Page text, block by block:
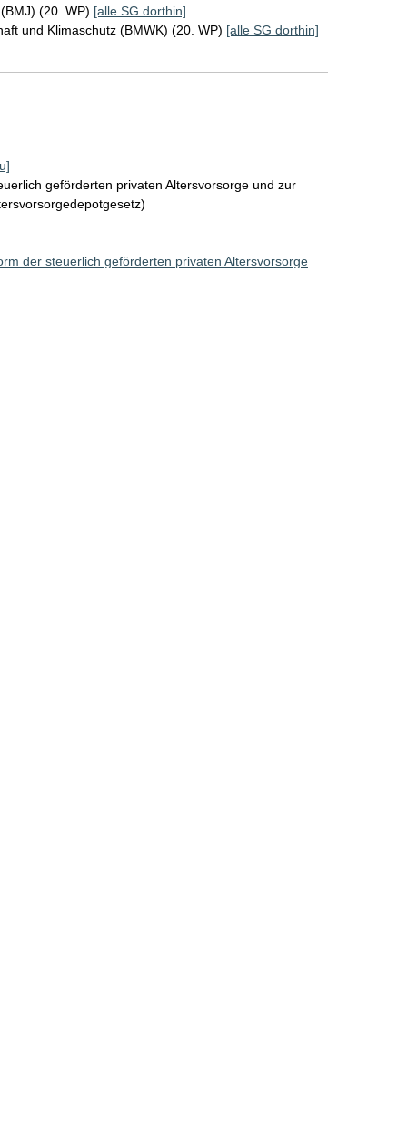
(20. WP) [alle SG dorthin]
und Klimaschutz (BMWK) (20. WP) [alle SG dorthin]
geförderten privaten Altersvorsorge und zur
der steuerlich geförderten privaten Altersvorsorge